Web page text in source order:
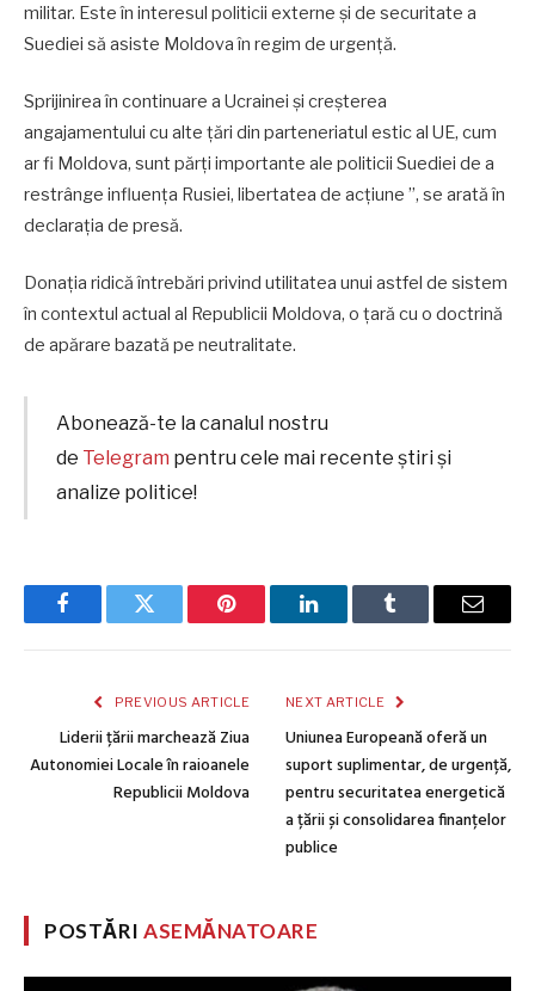
militar. Este în interesul politicii externe și de securitate a
Suediei să asiste Moldova în regim de urgență.
Sprijinirea în continuare a Ucrainei și creșterea
angajamentului cu alte țări din parteneriatul estic al UE, cum
ar fi Moldova, sunt părți importante ale politicii Suediei de a
restrânge influența Rusiei, libertatea de acțiune ”, se arată în
declarația de presă.
Donația ridică întrebări privind utilitatea unui astfel de sistem
în contextul actual al Republicii Moldova, o țară cu o doctrină
de apărare bazată pe neutralitate.
Abonează-te la canalul nostru
de Telegram pentru cele mai recente știri și
analize politice!
FacebookTwitter Pinterest LinkedInTumblr Email
PREVIOUS ARTICLE
Liderii țării marchează Ziua
Autonomiei Locale în raioanele
Republicii Moldova
NEXT ARTICLE
Uniunea Europeană oferă un
suport suplimentar, de urgență,
pentru securitatea energetică
a țării și consolidarea finanțelor
publice
POSTĂRIASEMĂNATOARE